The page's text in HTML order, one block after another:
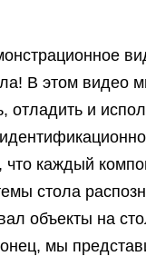
В этом видео
отладить и
что каждый
стола
объекты на
мы